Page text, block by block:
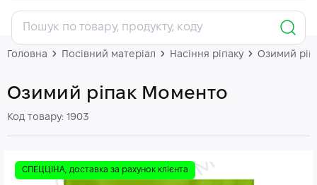
Головна Посівний матеріал Насіння ріпаку Озимий
Озимий ріпак Моменто
Код товару: 1903
СПЕЦЦІНА, доставка за рахунок клієнта